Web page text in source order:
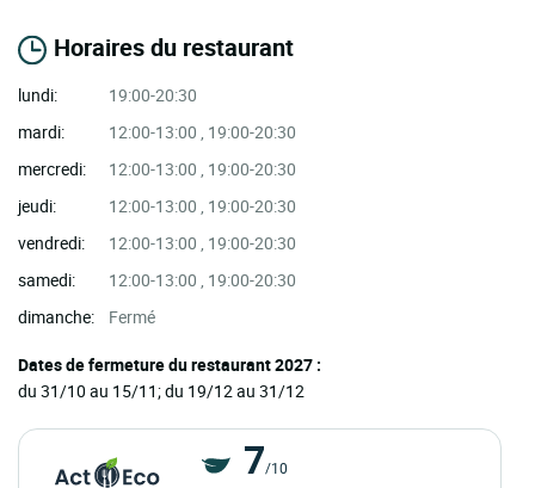
Horaires du restaurant
lundi:
19:00-20:30
mardi:
12:00-13:00 , 19:00-20:30
mercredi:
12:00-13:00 , 19:00-20:30
jeudi:
12:00-13:00 , 19:00-20:30
vendredi:
12:00-13:00 , 19:00-20:30
samedi:
12:00-13:00 , 19:00-20:30
dimanche:
Fermé
Dates de fermeture du restaurant 2027 :
du 31/10 au 15/11; du 19/12 au 31/12
7/10